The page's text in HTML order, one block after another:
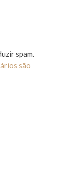
spam.
são